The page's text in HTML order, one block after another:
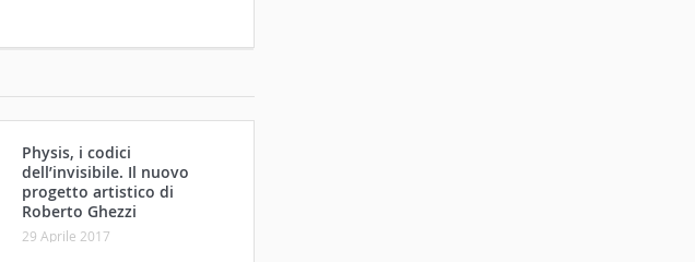
Physis, i codici
dell’invisibile. Il nuovo
progetto artistico di
Roberto Ghezzi
29 Aprile 2017